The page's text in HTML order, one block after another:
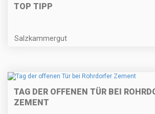
TOP TIPP
Salzkammergut
TAG DER OFFENEN TÜR BEI
ZEMENT